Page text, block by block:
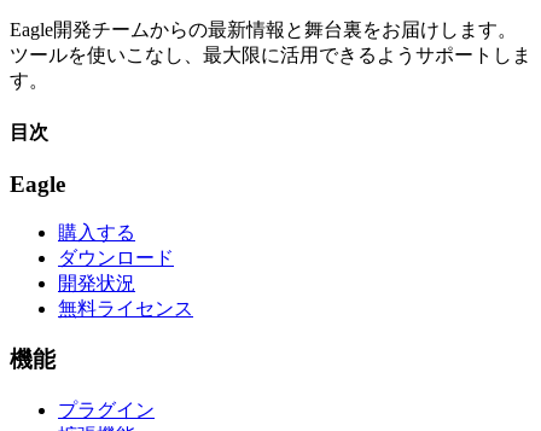
Eagle開発チームからの最新情報と舞台裏をお届けします。
ツールを使いこなし、最大限に活用できるようサポートしま
す。
目次
Eagle
購入する
ダウンロード
開発状況
無料ライセンス
機能
プラグイン